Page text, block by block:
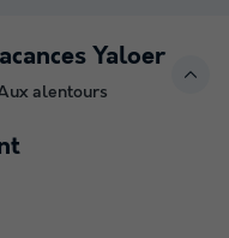
Yaloer
alentours